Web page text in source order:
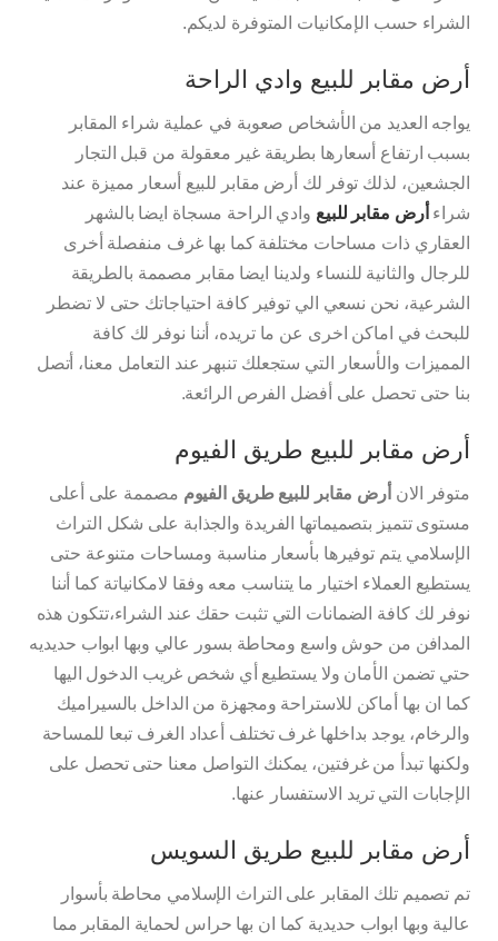
الشراء حسب الإمكانيات المتوفرة لديكم.
أرض مقابر للبيع وادي الراحة
يواجه العديد من الأشخاص صعوبة في عملية شراء المقابر
بسبب ارتفاع أسعارها بطريقة غير معقولة من قبل التجار
الجشعين، لذلك توفر لك أرض مقابر للبيع أسعار مميزة عند
شراء أرض مقابر للبيع وادي الراحة مسجاة ايضا بالشهر
العقاري ذات مساحات مختلفة كما بها غرف منفصلة أخرى
للرجال والثانية للنساء ولدينا ايضا مقابر مصممة بالطريقة
الشرعية، نحن نسعي الي توفير كافة احتياجاتك حتى لا تضطر
للبحث في اماكن اخرى عن ما تريده، أننا نوفر لك كافة
المميزات والأسعار التي ستجعلك تنبهر عند التعامل معنا، أتصل
بنا حتى تحصل على أفضل الفرص الرائعة.
أرض مقابر للبيع طريق الفيوم
متوفر الان أرض مقابر للبيع طريق الفيوم مصممة على أعلى
مستوى تتميز بتصميماتها الفريدة والجذابة على شكل التراث
الإسلامي يتم توفيرها بأسعار مناسبة ومساحات متنوعة حتى
يستطيع العملاء اختيار ما يتناسب معه وفقا لامكانياتة كما أننا
نوفر لك كافة الضمانات التي تثبت حقك عند الشراء،تتكون هذه
المدافن من حوش واسع ومحاطة بسور عالي وبها ابواب حديديه
حتي تضمن الأمان ولا يستطيع أي شخص غريب الدخول اليها
كما ان بها أماكن للاستراحة ومجهزة من الداخل بالسيراميك
والرخام، يوجد بداخلها غرف تختلف أعداد الغرف تبعا للمساحة
ولكنها تبدأ من غرفتين، يمكنك التواصل معنا حتى تحصل على
الإجابات التي تريد الاستفسار عنها.
أرض مقابر للبيع طريق السويس
تم تصميم تلك المقابر على التراث الإسلامي محاطة بأسوار
عالية وبها ابواب حديدية كما ان بها حراس لحماية المقابر مما